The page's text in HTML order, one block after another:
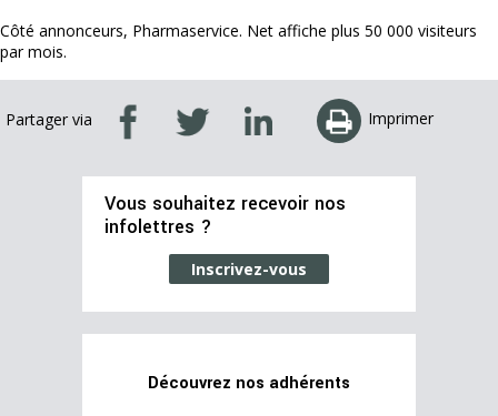
Côté annonceurs, Pharmaservice. Net affiche plus 50 000 visiteurs
par mois.
Partager via Imprimer
Vous souhaitez recevoir nos
infolettres ?
Inscrivez-vous
Découvrez nos adhérents